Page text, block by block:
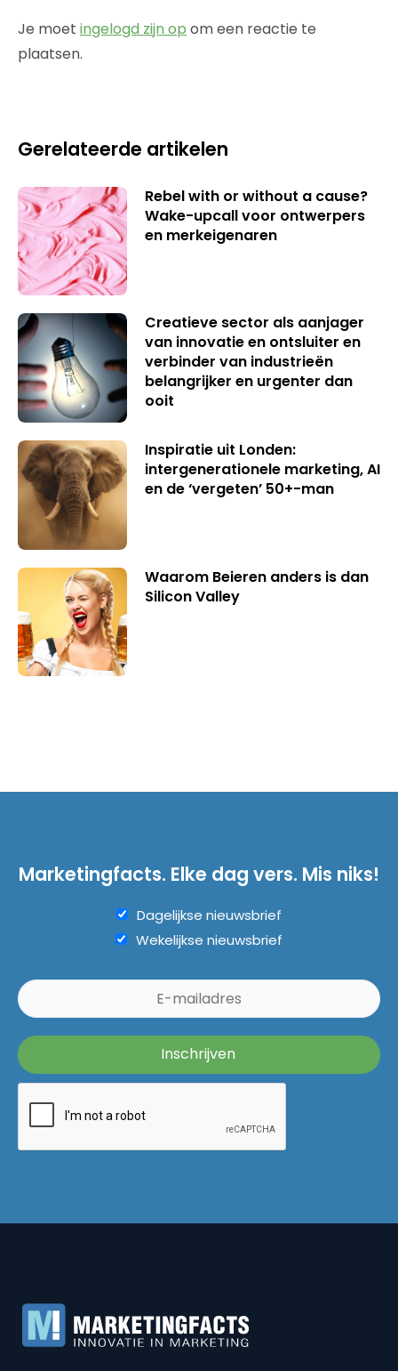
Je moet ingelogd zijn op om een reactie te
plaatsen.
Gerelateerde artikelen
Rebel with or without a cause?
Wake-upcall voor ontwerpers
en merkeigenaren
Creatieve sector als aanjager
van innovatie en ontsluiter en
verbinder van industrieën
belangrijker en urgenter dan
ooit
Inspiratie uit Londen:
intergenerationele marketing, AI
en de ‘vergeten’ 50+-man
Waarom Beieren anders is dan
Silicon Valley
Marketingfacts. Elke dag vers. Mis niks!
Dagelijkse nieuwsbrief
Wekelijkse nieuwsbrief